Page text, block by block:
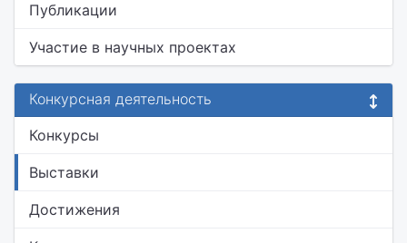
Публикации
Участие в научных проектах
Конкурсная деятельность
Конкурсы
Выставки
Достижения